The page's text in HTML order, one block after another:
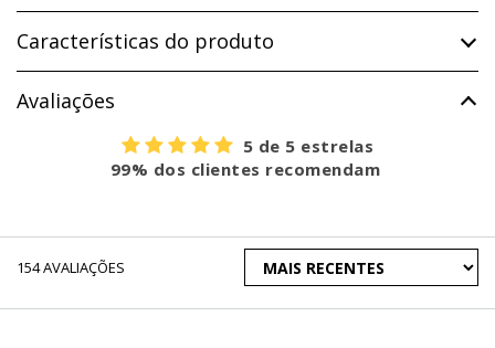
Características do produto
Avaliações
5 de 5 estrelas
99% dos clientes recomendam
154AVALIAÇÕES
ORDENAR
AVALIAÇÕES